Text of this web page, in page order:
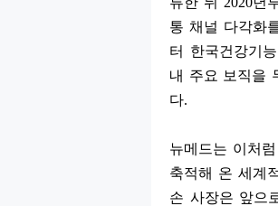
통 채널 다각화
터 한국건강기
내 주요 보직을
다.
뉴메드는 이처
축적해 온 세계
손 사장은 앞으